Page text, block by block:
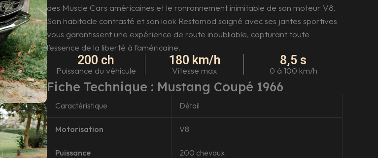
des Muscle Cars américaines et le ronronnement inimitable de son moteur V8.
Son habitacle contrasté et son look Restomod soigné avec ses jantes sportives
vous garantissent une expérience de route inoubliable, capturant toute
l’essence de la liberté à l’américaine.
200 ch
Puissance du véhicule
180 km/h
Vitesse max
8,5 s
0 à 100 km/h
Fiche Technique : Mustang Coupé 1966
Caractéristique Détail
Motorisation V8
Puissance 200 chevaux